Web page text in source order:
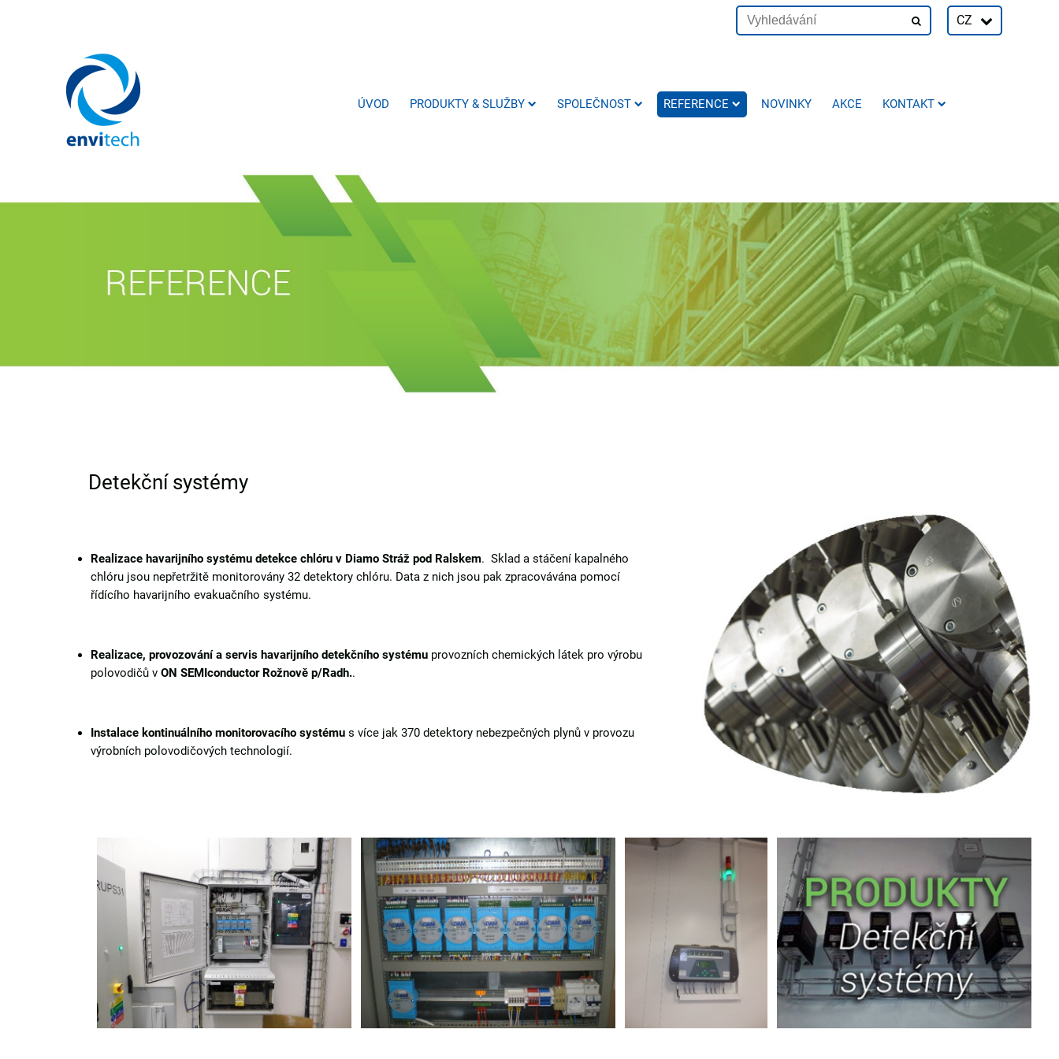
CZ
ÚVOD PRODUKTY & SLUŽBY SPOLEČNOST REFERENCE NOVINKY AKCE KONTAKT
Detekční systémy
Realizace havarijního systému detekce chlóru v Diamo Stráž pod Ralskem. Sklad a stáčení kapalného
chlóru jsou nepřetržitě monitorovány 32 detektory chlóru. Data z nich jsou pak zpracovávána pomocí
řídícího havarijního evakuačního systému.
Realizace, provozování a servis havarijního detekčního systému provozních chemických látek pro výrobu
polovodičů v ON SEMIconductor Rožnově p/Radh..
Instalace kontinuálního monitorovacího systému s více jak 370 detektory nebezpečných plynů v provozu
výrobních polovodičových technologií.